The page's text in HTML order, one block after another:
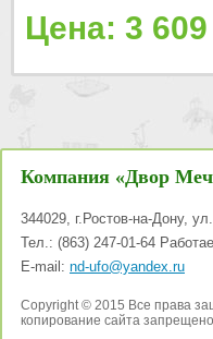
Цена: 3
Компания «Двор
344029, г.Ростов-на-Дону,
Тел.: (863) 247-01-64
E-mail: nd-ufo@yandex.ru
Copyright © 2015 Все права
копирование сайта